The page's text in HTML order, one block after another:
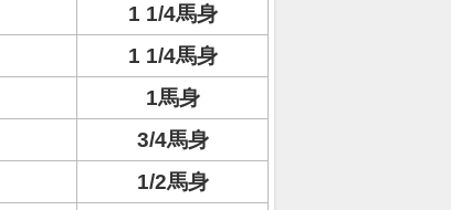
1 1/4馬身
1 1/4馬身
1馬身
3/4馬身
1/2馬身